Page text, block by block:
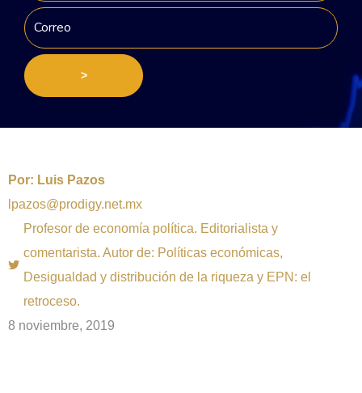
>
Por: Luis Pazos
lpazos@prodigy.net.mx
Profesor de economía política. Editorialista y
comentarista. Autor de: Políticas económicas,
Desigualdad y distribución de la riqueza y EPN: el
retroceso.
8 noviembre, 2019